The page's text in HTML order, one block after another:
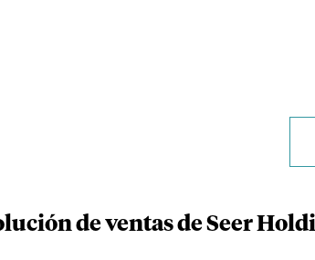
de ventas de Seer